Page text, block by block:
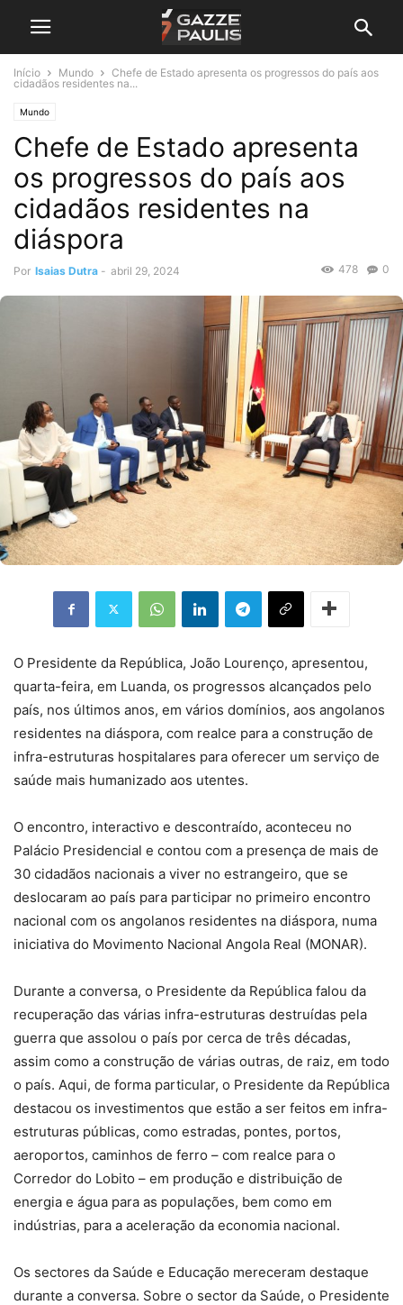
Início Mundo
Chefe de Estado apresenta os progressos do país aos
cidadãos residentes na...
Mundo
Chefe de Estado apresenta
os progressos do país aos
cidadãos residentes na
diáspora
Por Isaias Dutra - abril 29, 2024 0
478
O Presidente da República, João Lourenço, apresentou,
quarta-feira, em Luanda, os progressos alcançados pelo
país, nos últimos anos, em vários domínios, aos angolanos
residentes na diáspora, com realce para a construção de
infra-estruturas hospitalares para oferecer um serviço de
saúde mais humanizado aos utentes.
O encontro, interactivo e descontraído, aconteceu no
Palácio Presidencial e contou com a presença de mais de
30 cidadãos nacionais a viver no estrangeiro, que se
deslocaram ao país para participar no primeiro encontro
nacional com os angolanos residentes na diáspora, numa
iniciativa do Movimento Nacional Angola Real (MONAR).
Durante a conversa, o Presidente da República falou da
recuperação das várias infra-estruturas destruídas pela
guerra que assolou o país por cerca de três décadas,
assim como a construção de várias outras, de raiz, em todo
o país. Aqui, de forma particular, o Presidente da República
destacou os investimentos que estão a ser feitos em infra-
estruturas públicas, como estradas, pontes, portos,
aeroportos, caminhos de ferro – com realce para o
Corredor do Lobito – em produção e distribuição de
energia e água para as populações, bem como em
indústrias, para a aceleração da economia nacional.
Os sectores da Saúde e Educação mereceram destaque
durante a conversa. Sobre o sector da Saúde, o Presidente